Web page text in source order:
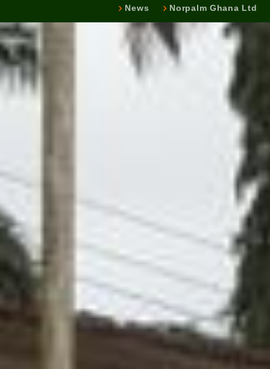
News Norpalm Ghana Ltd